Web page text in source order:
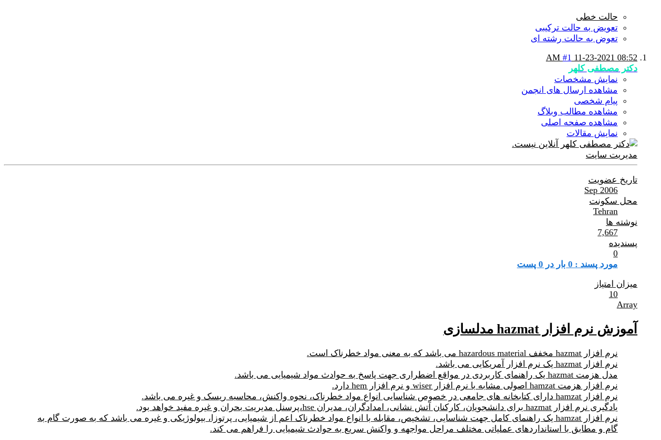
حالت خطی
تعویض به حالت ترکیبی
تعوض به حالت رشته ای
11-23-2021 08:52 AM
#1
دکتر مصطفی کلهر
نمایش مشخصات
مشاهده ارسال های انجمن
پیام شخصی
مشاهده مطالب وبلاگ
مشاهده صفحه اصلی
نمایش مقالات
مدیریت سایت
تاریخ عضویت
Sep 2006
محل سکونت
Tehran
نوشته ها
7,667
پسندیده
0
مورد پسند : 0 بار در 0 پست
میزان امتیاز
10
Array
آموزش نرم افزار hazmat مدلسازی
نرم افزار hazmat مخفف hazardous material می باشد که به معنی مواد خطرناک است.
نرم افزار hazmat یک نرم افزار آمریکایی می باشد.
مدل هزمت hazmat یک راهنمای کاربردی در مواقع اضطراری جهت پاسخ به حوادث مواد شیمیایی می باشد.
نرم افزار هزمت hamzat اصولی مشابه با نرم افزار wiser و نرم افزار hem دارد.
نرم افزار hamzat دارای کتابخانه های جامعی در خصوص شناسایی انواع مواد خطرناک، نحوه واکنش، محاسبه ریسک و غیره می باشد.
یادگیری نرم افزار hazmat برای دانشجویان، کارکنان آتش نشانی، امدادگران، مدیران hse،پرسنل مدیریت بحران و غیره مفید خواهد بود.
نرم افزار hamzat یک راهنمای کامل جهت شناسایی، تشخیص، مقابله با انواع مواد خطرناک اعم از شیمیایی، پرتوزا، بیولوژیکی و غیره می باشد که به صورت گام به
گام و مطابق با استانداردهای عملیاتی مختلف مراحل مواجهه و واکنش سریع به حوادث شیمیایی را فراهم می کند.